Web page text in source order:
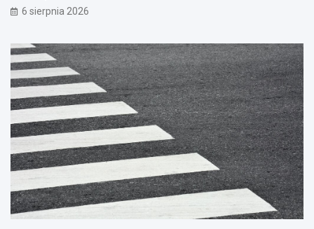
6 sierpnia 2026